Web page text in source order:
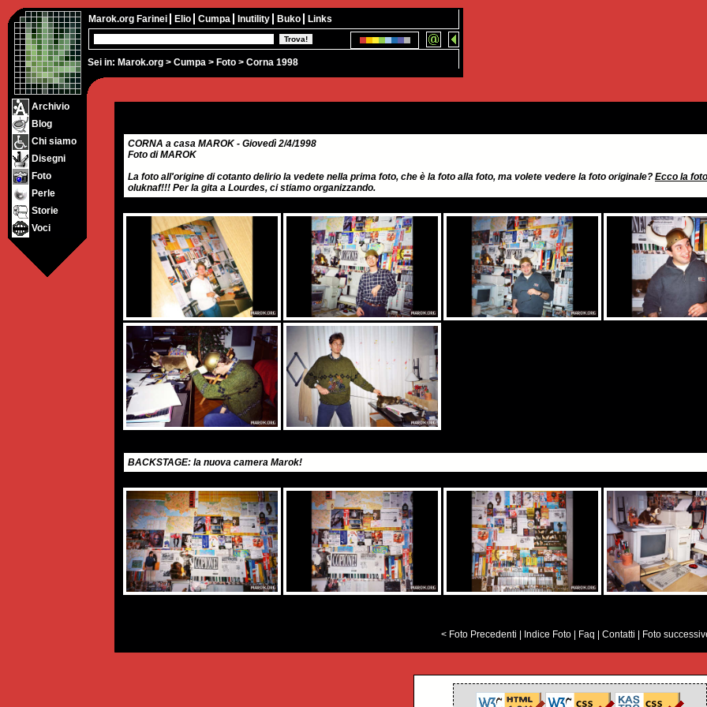
Sei in: Marok.org > Cumpa > Foto > Corna 1998
Marok.org Farinei Elio Cumpa Inutility Buko Links
Archivio
Blog
Chi siamo
Disegni
Foto
Perle
Storie
Voci
CORNA a casa MAROK - Giovedì 2/4/1998
Foto di MAROK
La foto all'origine di cotanto delirio la vedete nella prima foto, che è la foto alla foto, ma volete vedere la foto originale? Ecco la
oluknaf!!! Per la gita a Lourdes, ci stiamo organizzando.
BACKSTAGE: la nuova camera Marok!
< Foto Precedenti Indice Foto| Faq Contatti Foto